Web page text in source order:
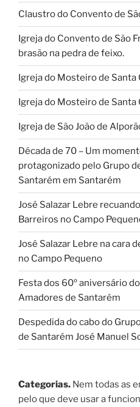
Claustro do Convento de
Igreja do Convento de São
brasão na pedra de feixo.
Igreja do Mosteiro de Santa
Igreja do Mosteiro de Santa
Igreja de São João de
Década de 70 – Um
protagonizado pelo Grupo
Santarém em Santarém
José Salazar Lebre
Barreiros no Campo
José Salazar Lebre na cara
no Campo Pequeno
Festa dos 60º aniversário
Amadores de Santarém
Despedida do cabo do
de Santarém José Manuel
Categorias. Nem todas as
pelo que deve usar a